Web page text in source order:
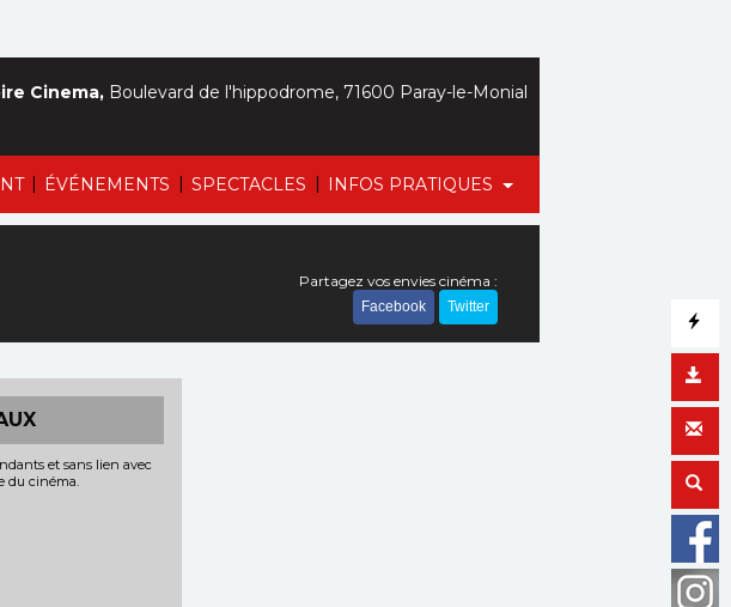
| ÉVÉNEMENTS | SPECTACLES | INFOS PRATIQUES
Cinema, Boulevard de l'hippodrome, 71600 Paray-le-Monial
Partagez vos envies cinéma :
Facebook Twitter
et sans lien avec
du cinéma.